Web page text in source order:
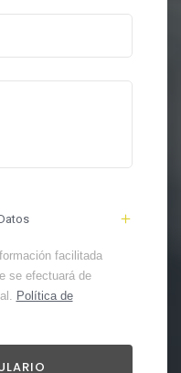
facilitada
se efectuará de
Política de